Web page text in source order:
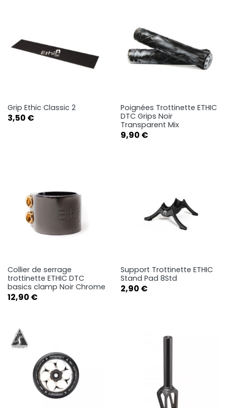
Grip Ethic Classic 2
Prix
3,50 €
Poignées Trottinette ETHIC
DTC Grips Noir
Transparent Mix
Prix
9,90 €
Collier de serrage
trottinette ETHIC DTC
basics clamp Noir Chrome
Prix
12,90 €
Support Trottinette ETHIC
Stand Pad 8Std
Prix
2,90 €